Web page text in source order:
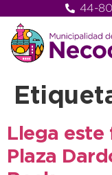
44-
Llega este
Plaza